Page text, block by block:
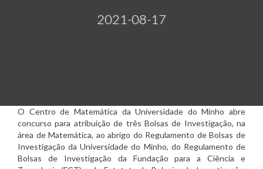
2021-08-17
O Centro de Matemática da Universidade do Minho abre
concurso para atribuição de três Bolsas de Investigação, na
área de Matemática, ao abrigo do Regulamento de Bolsas de
Investigação da Universidade do Minho, do Regulamento de
Bolsas de Investigação da Fundação para a Ciência e